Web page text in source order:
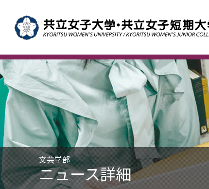
文芸学部
ニュース詳細